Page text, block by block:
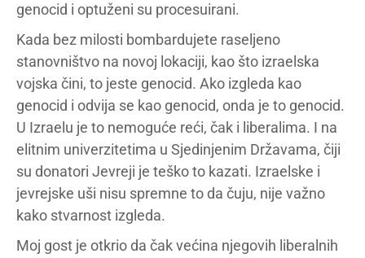
genocid i optuženi su procesuirani.
Kada bez milosti bombardujete raseljeno
stanovništvo na novoj lokaciji, kao što izraelska
vojska čini, to jeste genocid. Ako izgleda kao
genocid i odvija se kao genocid, onda je to genocid.
U Izraelu je to nemoguće reći, čak i liberalima. I na
elitnim univerzitetima u Sjedinjenim Državama, čiji
su donatori Jevreji je teško to kazati. Izraelske i
jevrejske uši nisu spremne to da čuju, nije važno
kako stvarnost izgleda.
Moj gost je otkrio da čak većina njegovih liberalnih